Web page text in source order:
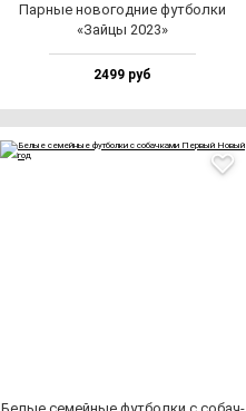
Пар­ные но­во­год­ние фут­бол­ки
«Зай­цы 2023»
2499 руб